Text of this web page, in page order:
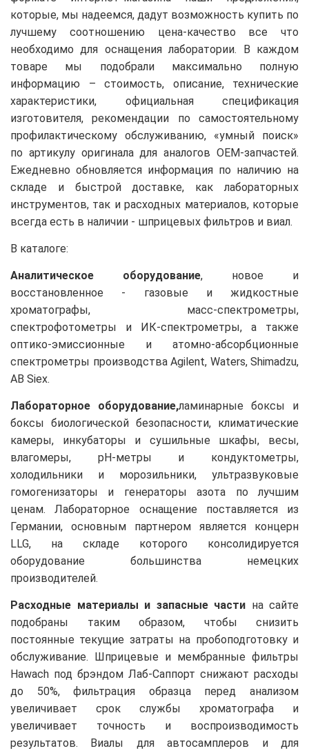
которые, мы надеемся, дадут возможность купить по
лучшему соотношению цена-качество все что
необходимо для оснащения лаборатории. В каждом
товаре мы подобрали максимально полную
информацию – стоимость, описание, технические
характеристики, официальная спецификация
изготовителя, рекомендации по самостоятельному
профилактическому обслуживанию, «умный поиск»
по артикулу оригинала для аналогов OEM-запчастей.
Ежедневно обновляется информация по наличию на
складе и быстрой доставке, как лабораторных
инструментов, так и расходных материалов, которые
всегда есть в наличии - шприцевых фильтров и виал.
В каталоге:
Аналитическое оборудование, новое и
восстановленное - газовые и жидкостные
хроматографы, масс-спектрометры,
спектрофотометры и ИК-спектрометры, а также
оптико-эмиссионные и атомно-абсорбционные
спектрометры производства Agilent, Waters, Shimadzu,
AB Siex.
Лабораторное оборудование,ламинарные боксы и
боксы биологической безопасности, климатические
камеры, инкубаторы и сушильные шкафы, весы,
влагомеры, pH-метры и кондуктометры,
холодильники и морозильники, ультразвуковые
гомогенизаторы и генераторы азота по лучшим
ценам. Лабораторное оснащение поставляется из
Германии, основным партнером является концерн
LLG, на складе которого консолидируется
оборудование большинства немецких
производителей.
Расходные материалы и запасные части на сайте
подобраны таким образом, чтобы снизить
постоянные текущие затраты на пробоподготовку и
обслуживание. Шприцевые и мембранные фильтры
Hawach под брэндом Лаб-Саппорт снижают расходы
до 50%, фильтрация образца перед анализом
увеличивает срок службы хроматографа и
увеличивает точность и воспроизводимость
результатов. Виалы для автосамплеров и для